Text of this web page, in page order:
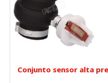
Conjunto sensor alta